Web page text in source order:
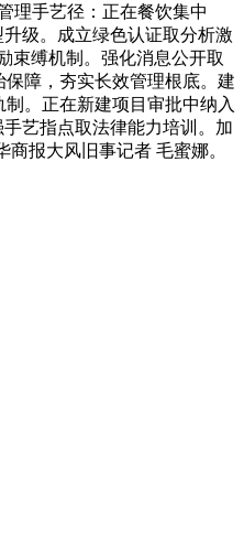
理手艺径：正在餐饮集中
级。成立绿色认证取分析激
束缚机制。强化消息公开取
障，夯实长效管理根底。建
。正在新建项目审批中纳入
艺指点取法律能力培训。加
报大风旧事记者 毛蜜娜。